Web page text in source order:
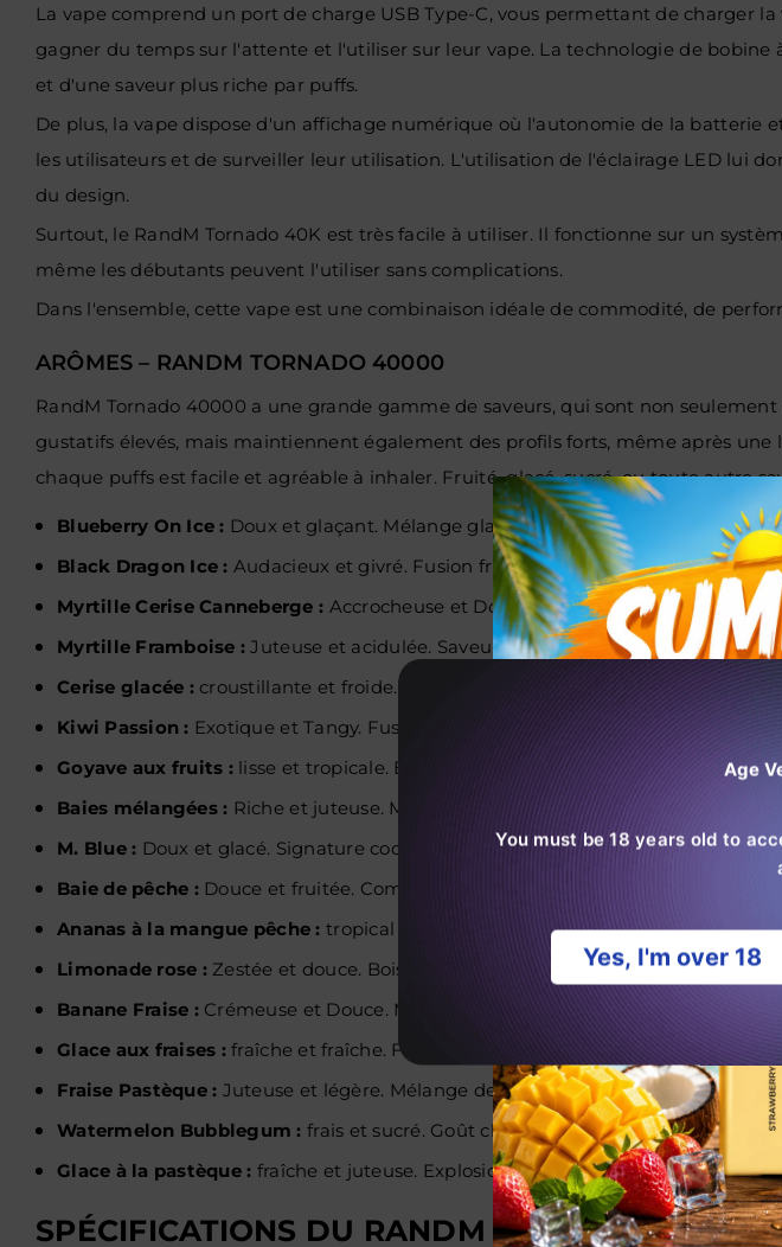
La vape comprend un port de charge USB Type-C, vous permettant de charger
gagner du temps sur l'attente et l'utiliser sur leur vape. La technologie de
et d'une saveur plus riche par puffs.
De plus, la vape dispose d'un affichage numérique où l'autonomie de la batterie
les utilisateurs et de surveiller leur utilisation. L'utilisation de l'éclairage LED lui
du design.
Surtout, le RandM Tornado 40K est très facile à utiliser. Il fonctionne sur un
même les débutants peuvent l'utiliser sans complications.
Dans l'ensemble, cette vape est une combinaison idéale de commodité, de
ARÔMES – RANDM TORNADO 40000
RandM Tornado 40000 a une grande gamme de saveurs, qui sont non
gustatifs élevés, mais maintiennent également des profils forts, même après
chaque puffs est facile et agréable à inhaler. Fruité, glacé, sucré, ou toute autre
Blueberry On Ice : Doux et glaçant. Mélange glacé rafraîchissant.
Black Dragon Ice : Audacieux et givré. Fusion fruitée foncée
Myrtille Cerise Canneberge : Accrocheuse et Douce. Triple mélange de baies
Myrtille Framboise : Juteuse et acidulée. Saveur éclatée de baies
Cerise glacée : croustillante et froide. Goût de cerise fraîche
Kiwi Passion : Exotique et Tangy. Fusion des fruits tropicaux
Goyave aux fruits :lisse et tropicale. Essence de goyave douce
Baies mélangées : Riche et juteuse. Mélange à base de baies
M. Blue : Doux et glacé. Signature cool blend
Baie de pêche : Douce et fruitée. Combinaison de baies de pêche
Ananas à la mangue pêche :tropical et juteux. Mélange de fruits de l'île
Limonade rose : Zestée et douce. Boisson rafraîchissante aux agrumes
Banane Fraise : Crémeuse et Douce. Mélange de fruits lisses
Glace aux fraises :fraîche et fraîche. Fraise glacée frappée
Fraise Pastèque : Juteuse et légère. Mélange de fruits d'été
Watermelon Bubblegum : frais et sucré. Goût classique de melon et de gomme
Glace à la pastèque : fraîche et juteuse. Explosion de melon glacé
SPÉCIFICATIONS DU RANDM TORNADO 40000
Age
You must be 18 years old to
Yes, I'm over 18